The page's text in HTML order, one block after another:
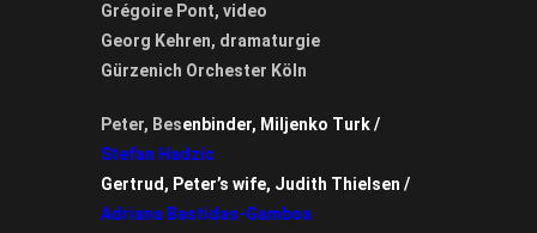
Grégoire Pont, video
Georg Kehren, dramaturgie
Gürzenich Orchester Köln
Peter, Besenbinder, Miljenko Turk /
Stefan Hadzic
Gertrud, Peter’s wife, Judith Thielsen /
Adriana Bastidas-Gamboa